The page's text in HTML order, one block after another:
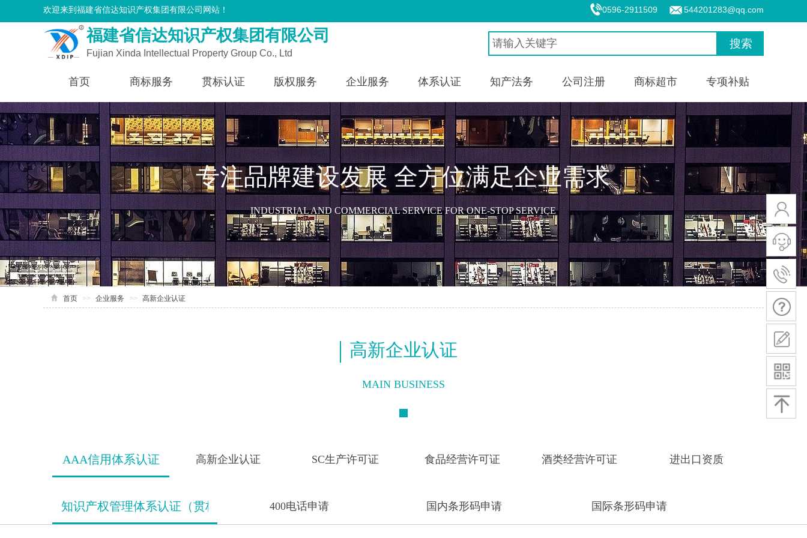
欢迎来到福建省信达知识产权集团有限公司网站！ 0596-2911509 544201283@qq.com
福建省信达知识产权集团有限公司 搜索
Fujian Xinda Intellectual Property Group Co., Ltd
首页 商标服务 贯标认证 版权服务 企业服务 体系认证 知产法务 公司注册 商标超市 专项补贴
专注品牌建设发展 全方位满足企业需求
INDUSTRIAL AND COMMERCIAL SERVICE FOR ONE-STOP SERVICE
AAA信用体系认证 高新企业认证 SC生产许可证 食品经营许可证 酒类经营许可证 进出口资质
首页 >> 企业服务 >> 高新企业认证
高新企业认证
MAIN BUSINESS
知识产权管理体系认证（贯标） 400电话申请 国内条形码申请 国际条形码申请